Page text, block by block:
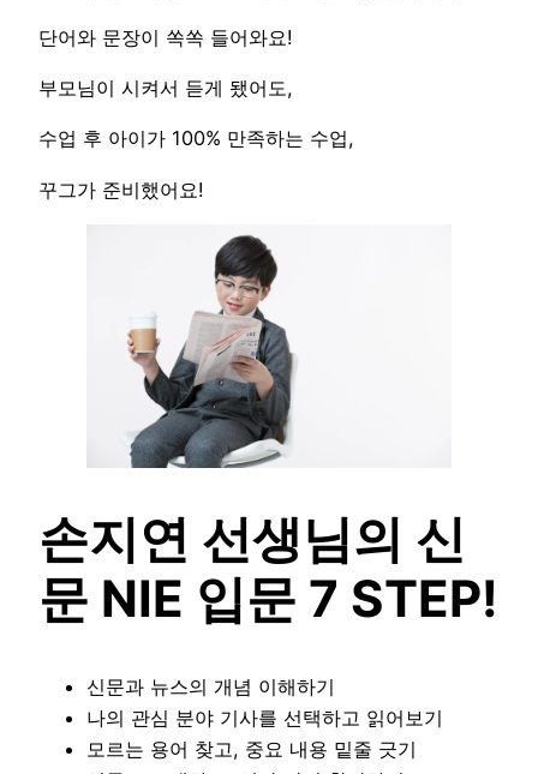
단어와 문장이 쏙쏙 들어와요!
부모님이 시켜서 듣게 됐어도,
수업 후 아이가 100% 만족하는 수업,
꾸그가 준비했어요!
손지연 선생님의 신
문 NIE 입문 7 STEP!
신문과 뉴스의 개념 이해하기
나의 관심 분야 기사를 선택하고 읽어보기
모르는 용어 찾고, 중요 내용 밑줄 긋기